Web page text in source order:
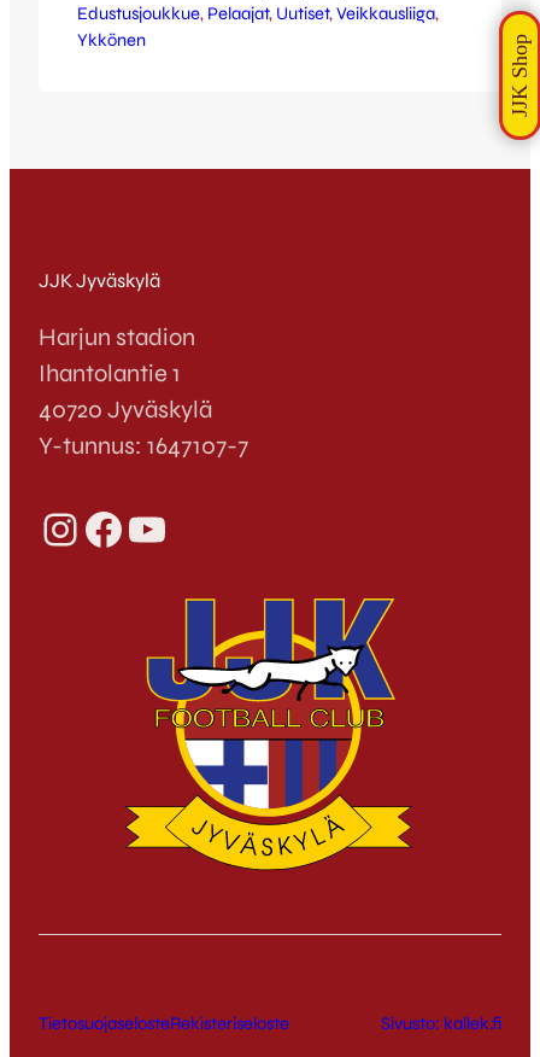
Edustusjoukkueemme pelaajisto koostuu
pitkälti JJK:n juniorijoukkueiden kautta
parhaillaan joukkuettamme tuleville
joiden tavoitteena on…
Edustusjoukkue, Pelaajat, Uutiset, Veikkausliiga
Ykkönen
JJK Jyväskylä
Harjun stadion
Ihantolantie 1
40720 Jyväskylä
Y-tunnus: 1647107-7
InstagramFacebook YouTube
TietosuojaselosteRekisteriseloste Sivusto: kallek.fi